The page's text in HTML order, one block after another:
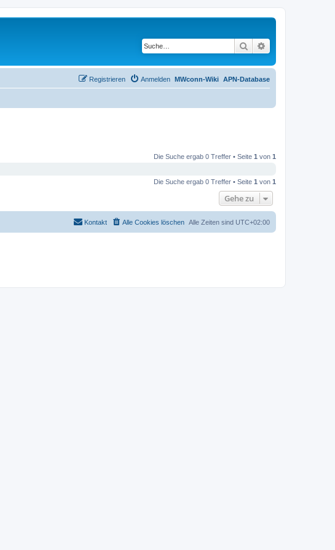
Suche
APN-Database
MWconn-Wiki
Anmelden
Registrieren
Die Suche ergab 0 Treffer • Seite 1 von 1
Die Suche ergab 0 Treffer • Seite 1 von 1
Gehe zu
Alle Zeiten sind UTC+02:00
Alle Cookies löschen
Kontakt